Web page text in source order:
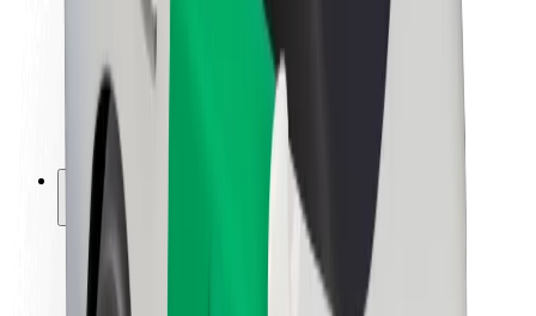
Leadership
Marca
Media
Fondo Urban
Sicurezza
Viaggia in sicurezza
Guida in sicurezza